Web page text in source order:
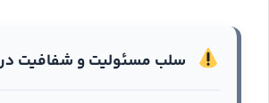
سلب مسئولیت و شفافیت در